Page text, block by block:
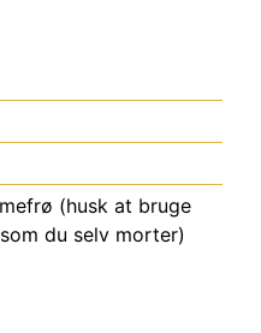
(husk at bruge
du selv morter)